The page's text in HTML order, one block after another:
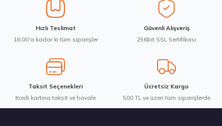
Ürün bilgilerinde hatalar bulunuyor.
Ürün fiyatı diğer sitelerden daha pahalı.
Bu ürüne benzer farklı alternatifler olmalı.
Waterfall 215/50R17 95W XL Unique UHP Yaz 2026
Hızlı Teslimat
16:00’a kadar ki tüm siparişler
Güvenli Alışveriş
256bit SSL Sertifikası
Taksit Seçenekleri
Kredi kartına taksit ve havale
Ücretsiz Kargo
500 TL ve üzeri tüm siparişlerde